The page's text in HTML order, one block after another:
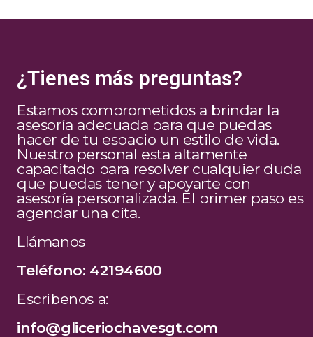
¿Tienes más preguntas?
Estamos comprometidos a brindar la
asesoría adecuada para que puedas
hacer de tu espacio un estilo de vida.
Nuestro personal esta altamente
capacitado para resolver cualquier duda
que puedas tener y apoyarte con
asesoría personalizada. El primer paso es
agendar una cita.
Llámanos
Teléfono: 42194600
Escribenos a:
info@gliceriochavesgt.com